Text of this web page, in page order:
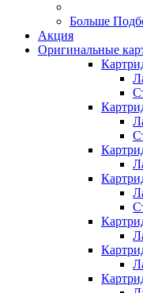
Больше
Акция
Оригинальные